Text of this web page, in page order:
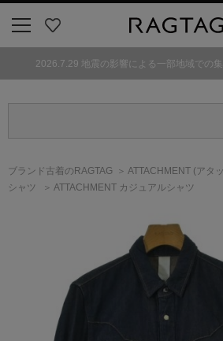
気
2026.7.29 地震の影響による一部地域での
ブランド古着のRAGTAG ATTACHMENT (アタ
シャツ
ATTACHMENT カジュアルシャツ